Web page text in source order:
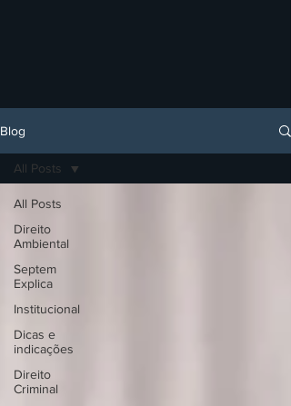
Blog
All Posts
Direito
Ambiental
Septem
Explica
Institucional
Dicas e
indicações
Direito
Criminal
All Posts